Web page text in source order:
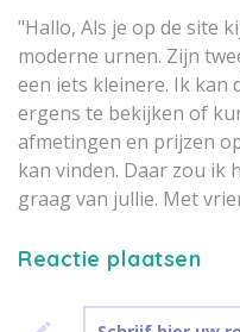
"Hallo, Als je op de site
moderne urnen. Zijn
een iets kleinere. Ik kan
ergens te bekijken of
afmetingen en prijzen
kan vinden. Daar zou ik
graag van jullie. Met
Reactie plaatsen